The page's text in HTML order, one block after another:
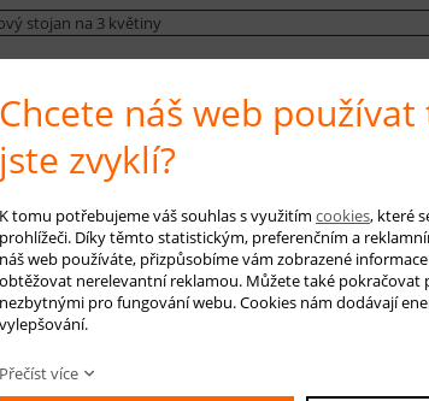
stojan na 3 květiny
a stylový ratanový květinový stojan na 3
produkt
E-mail *
Chcete náš web používat
jste zvyklí?
K tomu potřebujeme váš souhlas s využitím cookies, které
prohlížeči. Díky těmto statistickým, preferenčním a
náš web používáte, přizpůsobíme vám zobrazené
obtěžovat nerelevantní reklamou. Můžete také pokračovat
nezbytnými pro fungování webu. Cookies nám dodávají
vylepšování.
Přečíst více